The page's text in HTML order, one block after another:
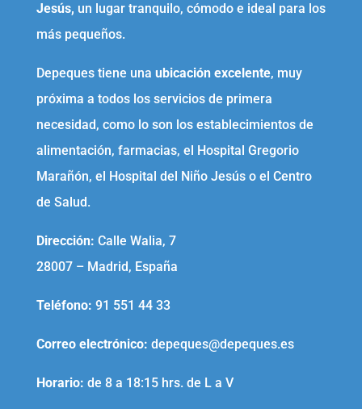
Jesús, un lugar tranquilo, cómodo e ideal para los
más pequeños.
Depeques tiene una ubicación excelente, muy
próxima a todos los servicios de primera
necesidad, como lo son los establecimientos de
alimentación, farmacias, el Hospital Gregorio
Marañón, el Hospital del Niño Jesús o el Centro
de Salud.
Dirección: Calle Walia, 7
28007 – Madrid, España
Teléfono: 91 551 44 33
Correo electrónico: depeques@depeques.es
Horario: de 8 a 18:15 hrs. de L a V